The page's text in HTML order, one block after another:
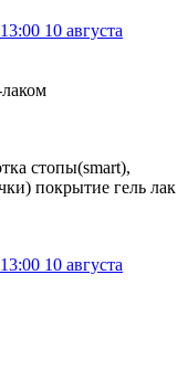
13:00 10 августа
стопы(smart),
покрытие гель лак
13:00 10 августа